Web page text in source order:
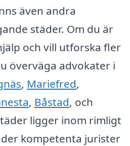
även andra
städer. Om du är
och vill utforska fler
överväga advokater i
, Mariefred,
, Båstad, och
ligger inom rimligt
kompetenta jurister